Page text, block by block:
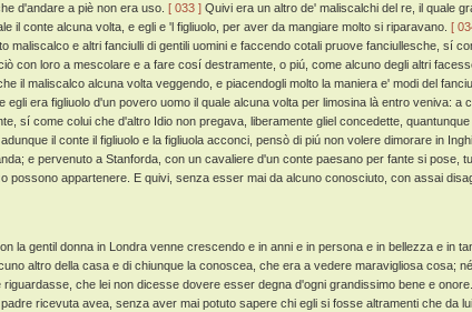
d'andare a piè non era uso. [ 033 ] Quivi era un altro de' maliscalchi del re, il quale
il conte alcuna volta, e egli e 'l figliuolo, per aver da mangiare molto si riparavano. [
maliscalco e altri fanciulli di gentili uomini e faccendo cotali pruove fanciullesche, sí
con loro a mescolare e a fare cosí destramente, o piú, come alcuno degli altri
il maliscalco alcuna volta veggendo, e piacendogli molto la maniera e' modi del
egli era figliuolo d'un povero uomo il quale alcuna volta per limosina là entro veniva: a
sí come colui che d'altro Idio non pregava, liberamente gliel concedette, quantunque
il conte il figliuolo e la figliuola acconci, pensò di piú non volere dimorare in
e pervenuto a Stanforda, con un cavaliere d'un conte paesano per fante si pose,
possono appartenere. E quivi, senza esser mai da alcuno conosciuto, con assai
la gentil donna in Londra venne crescendo e in anni e in persona e in bellezza e in
altro della casa e di chiunque la conoscea, che era a vedere maravigliosa cosa;
che lei non dicesse dovere esser degna d'ogni grandissimo bene e onore.
ricevuta avea, senza aver mai potuto sapere chi egli si fosse altramenti che da